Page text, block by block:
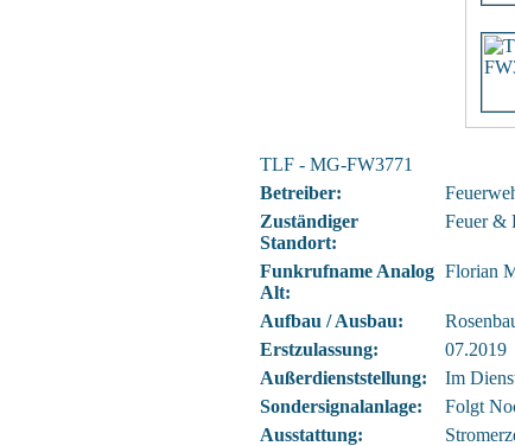
TLF - MG-FW3771
Betreiber:
Zuständiger
Standort:
Feuer &
Funkrufname Analog
Alt:
Florian
Aufbau / Ausbau:
Erstzulassung:
07.2019
Außerdienststellung:
Im
Sondersignalanlage:
Folgt
Ausstattung: